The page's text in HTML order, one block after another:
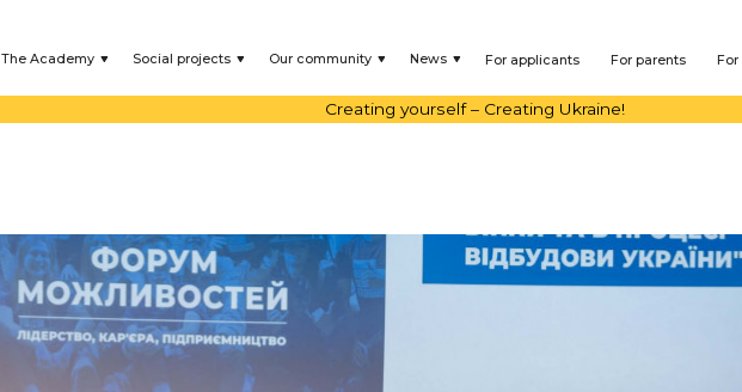
The Academy Social projects Our community News For applicants For parents For
Creating yourself – Creating Ukraine!